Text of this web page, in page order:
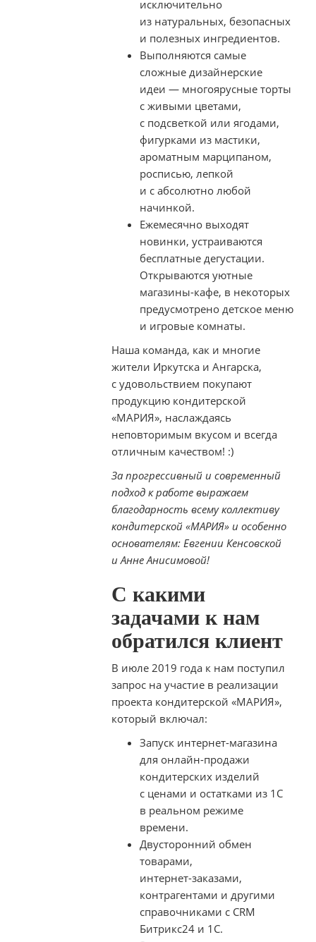
исключительно
из натуральных, безопасных
и полезных ингредиентов.
Выполняются самые
сложные дизайнерские
идеи — многоярусные торты
с живыми цветами,
с подсветкой или ягодами,
фигурками из мастики,
ароматным марципаном,
росписью, лепкой
и с абсолютно любой
начинкой.
Ежемесячно выходят
новинки, устраиваются
бесплатные дегустации.
Открываются уютные
магазины-кафе, в некоторых
предусмотрено детское меню
и игровые комнаты.
Наша команда, как и многие
жители Иркутска и Ангарска,
с удовольствием покупают
продукцию кондитерской
«МАРИЯ», наслаждаясь
неповторимым вкусом и всегда
отличным качеством! :)
За прогрессивный и современный
подход к работе выражаем
благодарность всему коллективу
кондитерской «МАРИЯ» и особенно
основателям: Евгении Кенсовской
и Анне Анисимовой!
С какими
задачами к нам
обратился клиент
В июле 2019 года к нам поступил
запрос на участие в реализации
проекта кондитерской «МАРИЯ»,
который включал:
Запуск интернет-магазина
для онлайн-продажи
кондитерских изделий
с ценами и остатками из 1С
в реальном режиме
времени.
Двусторонний обмен
товарами,
интернет-заказами,
контрагентами и другими
справочниками с CRM
Битрикс24 и 1С.